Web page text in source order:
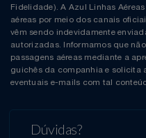
Fidelidade). A Azul Linhas
aéreas por meio dos canais
vêm sendo indevidamente
autorizadas. Informamos que
passagens aéreas mediante a
guichês da companhia e solicita
eventuais e-mails com tal
Dúvidas?